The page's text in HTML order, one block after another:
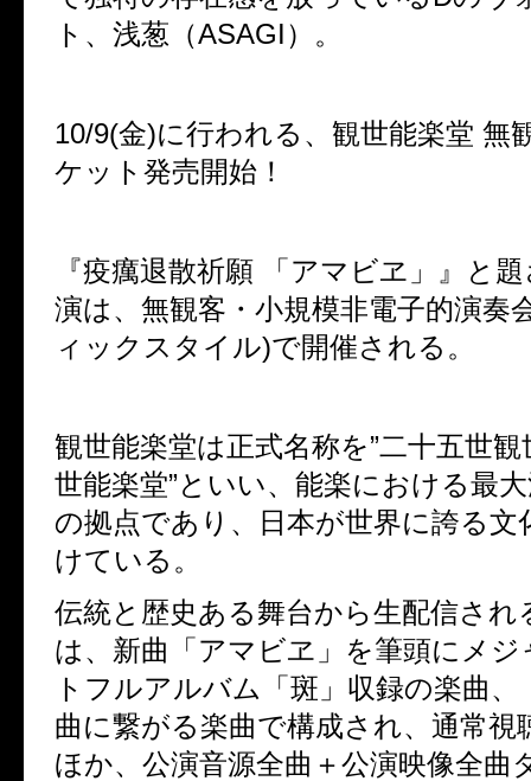
ト、浅葱（ASAGI）。
10/9(金)に行われる、観世能楽堂 無
ケット発売開始！
『疫癘退散祈願 「アマビヱ」』と
演は、無観客・小規模非電子的演奏
ィックスタイル)で開催される。
観世能楽堂は正式名称を”二十五世
世能楽堂”といい、能楽における最
の拠点であり、日本が世界に誇る文
けている。
伝統と歴史ある舞台から生配信され
は、新曲「アマビヱ」を筆頭に メジ
トフルアルバム「斑」収録の楽曲、
曲に繋がる楽曲で構成され、通常視
ほか、公演音源全曲＋公演映像全曲